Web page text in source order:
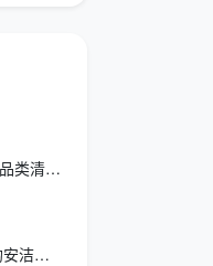
保洁家政清洁服务包括哪些？天均安洁全品类清单+三步匹配法一次
日常定期上门保洁是什么？2026成都天均安洁全屋服务清单与省